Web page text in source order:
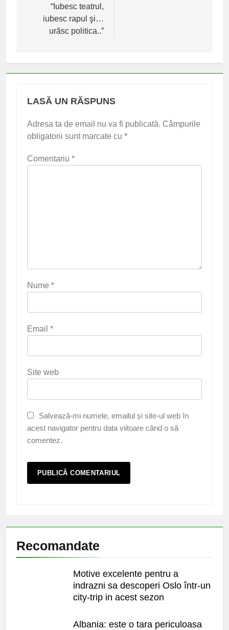
“Iubesc teatrul,
iubesc rapul şi…
urăsc politica..”
LASĂ UN RĂSPUNS
Adresa ta de email nu va fi publicată. Câmpurile
obligatorii sunt marcate cu *
Comentariu *
Nume *
Email *
Site web
Salvează-mi numele, emailul și site-ul web în
acest navigator pentru data viitoare când o să
comentez.
Recomandate
Motive excelente pentru a
indrazni sa descoperi Oslo într-un
city-trip in acest sezon
Albania: este o tara periculoasa